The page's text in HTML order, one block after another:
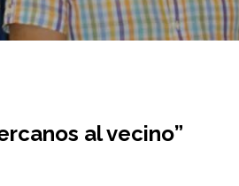
al vecino”